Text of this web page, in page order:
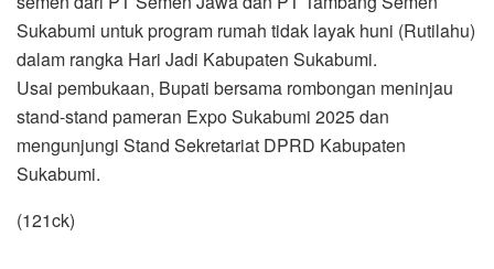
Sukabumi untuk program rumah tidak layak huni (Rutilahu)
dalam rangka Hari Jadi Kabupaten Sukabumi.
Usai pembukaan, Bupati bersama rombongan meninjau
stand-stand pameran Expo Sukabumi 2025 dan
mengunjungi Stand Sekretariat DPRD Kabupaten
Sukabumi.
(121ck)